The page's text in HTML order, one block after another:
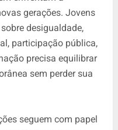
gerações. Jovens
desigualdade,
participação pública,
precisa equilibrar
sem perder sua
seguem com papel